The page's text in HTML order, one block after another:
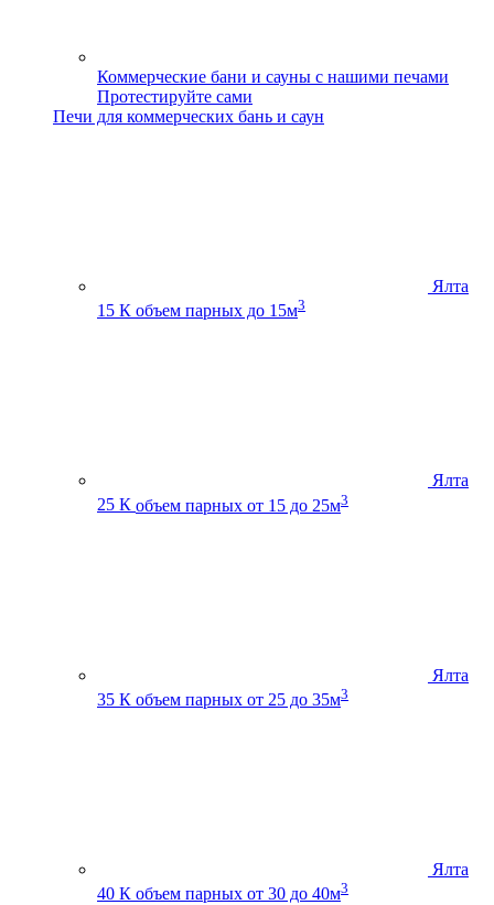
Коммерческие бани и сауны с нашими печами
Протестируйте сами
Печи для коммерческих бань и саун
Ялта
15 К объем парных до 15м3
Ялта
25 К объем парных от 15 до 25м3
Ялта
35 К объем парных от 25 до 35м3
Ялта
40 К объем парных от 30 до 40м3